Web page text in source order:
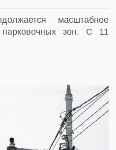
масштабное
зон. С 11
Посаде,